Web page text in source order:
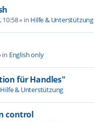
10:58» in Hilfe & Unterstützung
in English only
für Handles"
Hilfe & Unterstützung
control